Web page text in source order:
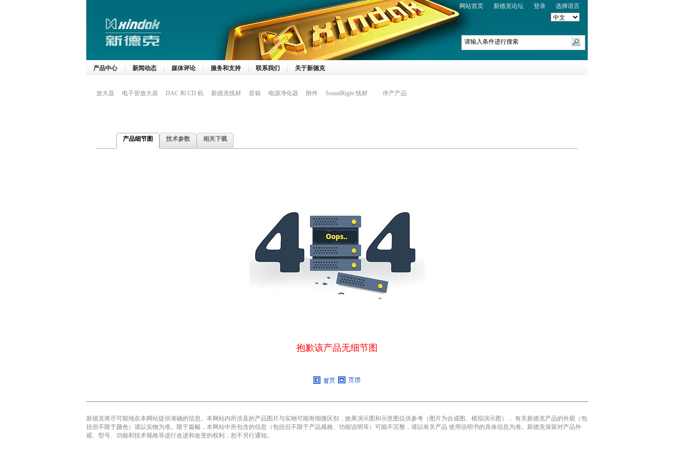
选择语言
登录
新德克论坛
网站首页
产品中心 新闻动态 媒体评论 服务和支持 联系我们 关于新德克
放大器 电子管放大器 DAC 和 CD 机 新德克线材 音箱 电源净化器 附件 SoundRight 线材 停产产品
产品细节图 技术参数 相关下载
抱歉该产品无细节图
新德克将尽可能地在本网站提供准确的信息。本网站内所涉及的产品图片与实物可能有细微区别，效果演示图和示意图仅供参考（图片为合成图、模拟演示图）， 有关新德克产品的外观（包
括但不限于颜色）请以实物为准。限于篇幅，本网站中所包含的信息（包括但不限于产品规格、功能说明等）可能不完整，请以有关产品 使用说明书的具体信息为准。新德克保留对产品外
观、型号、功能和技术规格等进行改进和改变的权利，恕不另行通知。